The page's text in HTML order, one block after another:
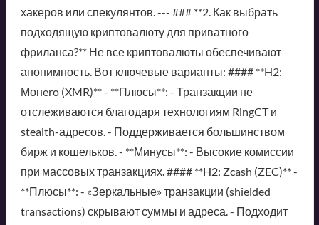
хакеров или спекулянтов. --- ### **2. Как выбрать
подходящую криптовалюту для приватного
фриланса?** Не все криптовалюты обеспечивают
анонимность. Вот ключевые варианты: #### **H2:
Монero (XMR)** - **Плюсы**: - Транзакции не
отслеживаются благодаря технологиям RingCT и
stealth-адресов. - Поддерживается большинством
бирж и кошельков. - **Минусы**: - Высокие комиссии
при массовых транзакциях. #### **H2: Zcash (ZEC)** -
**Плюсы**: - «Зеркальные» транзакции (shielded
transactions) скрывают суммы и адреса. - Подходит